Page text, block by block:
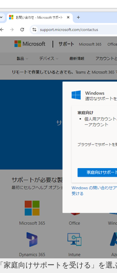
「家庭向けサポートを受ける」を選